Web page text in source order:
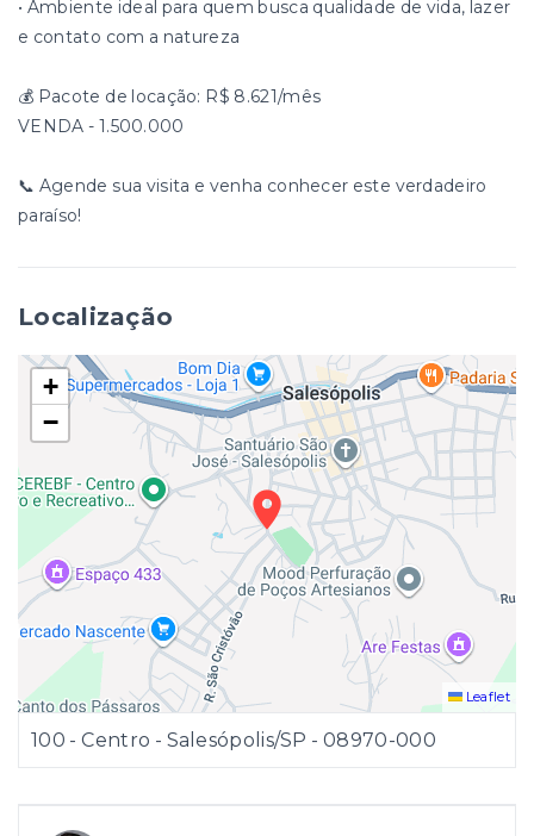
• Ambiente ideal para quem busca qualidade de vida, lazer
e contato com a natureza
💰 Pacote de locação: R$ 8.621/mês
VENDA - 1.500.000
📞 Agende sua visita e venha conhecer este verdadeiro
paraíso!
Localização
+
−
Leaflet
100 - Centro - Salesópolis/SP - 08970-000